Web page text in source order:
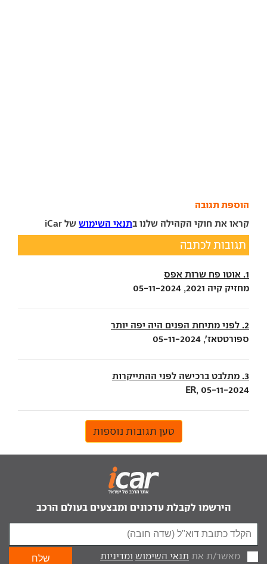
הוספת תגובה
קראו את חוקי הקהילה שלנו בתנאי השימוש של iCar
תגובות לכתבה
1. אוטו פח שרות אפס
מחזיק קיה 2021, 05-11-2024
2. לפני מתיחת הפנים היה יפה יותר
ספורטטאז׳, 05-11-2024
3. מתלבט ברכישה לפני ההתייקרות
ER, 05-11-2024
טען תגובות נוספות
הירשמו לקבלת עדכונים ומבצעים בעולם הרכב
מאשר/ת את תנאי השימוש ומדיניות